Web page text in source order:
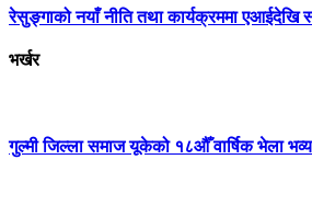
रेसुङ्गाको नयाँ नीति तथा कार्यक्रममा एआईदेखि
भर्खर
गुल्मी जिल्ला समाज यूकेको १८औँ वार्षिक भेला